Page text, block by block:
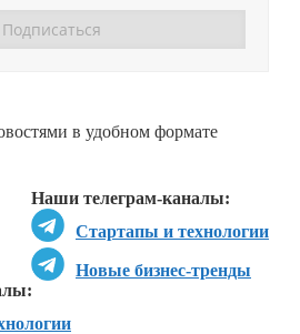
в удобном формате
Наши телеграм-каналы:
Стартапы и технологии
Новые бизнес-тренды